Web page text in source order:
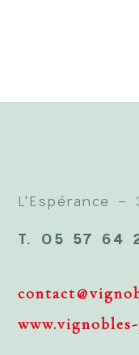
L'Espérance -
T. 05 57 64